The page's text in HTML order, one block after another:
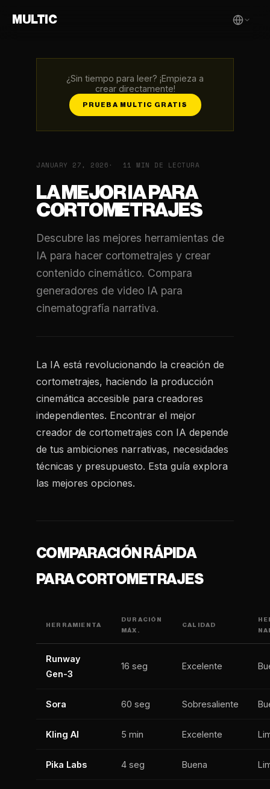
MULTIC
¿Sin tiempo para leer? ¡Empieza a
crear directamente!
PRUEBA MULTIC GRATIS
JANUARY 27, 2026 11 MIN DE LECTURA
LA MEJOR IA PARA
CORTOMETRAJES
Descubre las mejores herramientas de
IA para hacer cortometrajes y crear
contenido cinemático. Compara
generadores de video IA para
cinematografía narrativa.
La IA está revolucionando la creación de
cortometrajes, haciendo la producción
cinemática accesible para creadores
independientes. Encontrar el mejor
creador de cortometrajes con IA depende
de tus ambiciones narrativas, necesidades
técnicas y presupuesto. Esta guía explora
las mejores opciones.
COMPARACIÓN RÁPIDA
PARA CORTOMETRAJES
HERRAMIENTA
DURACIÓN
MÁX.
CALIDAD
Runway
Gen-3
16 seg Excelente
Sora 60 seg Sobresaliente
Kling AI 5 min Excelente
Pika Labs 4 seg Buena